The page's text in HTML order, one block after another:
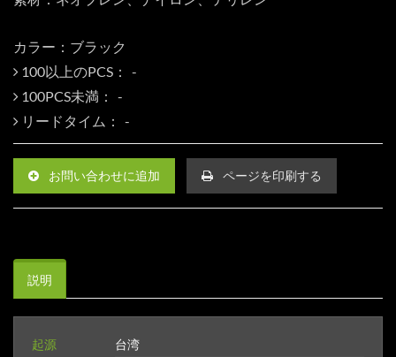
カラー：ブラック
100以上のPCS：
100PCS未満：
リードタイム：
お問い合わせに追加 ページを印刷する
説明
起源
台湾